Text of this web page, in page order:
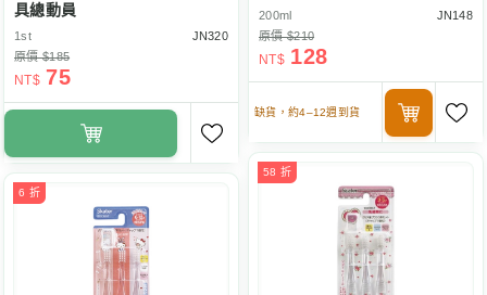
200ml
JN148
原價 $210
NT$ 128
缺貨，約4–12週到貨
具總動員
1st
JN320
原價 $185
NT$ 75
58 折
6 折